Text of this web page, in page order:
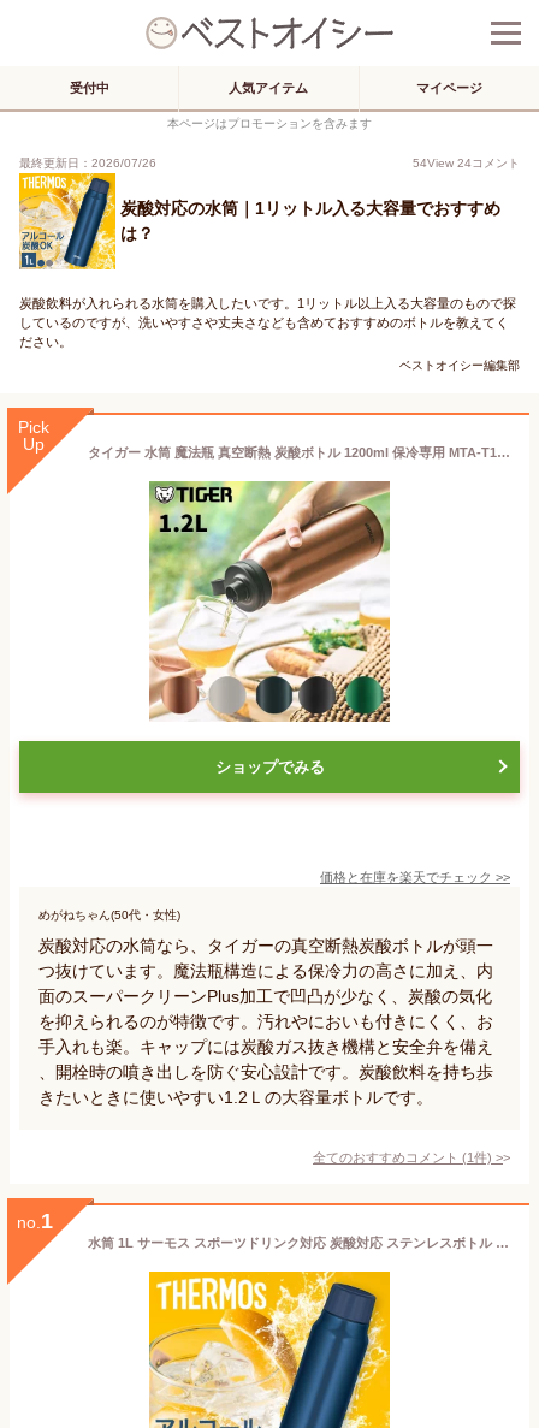
受付中 人気アイテム マイページ
本ページはプロモーションを含みます
最終更新日：2026/07/26 54View 24コメント
炭酸対応の水筒｜1リットル入る大容量でおすすめ
は？
炭酸飲料が入れられる水筒を購入したいです。1リットル以上入る大容量のもので探
しているのですが、洗いやすさや丈夫さなども含めておすすめのボトルを教えてく
ださい。
ベストオイシー編集部
Pick
Up
タイガー 水筒 魔法瓶 真空断熱 炭酸ボトル 1200ml 保冷専用 MTA-T120 1.2L スポーツドリンク対応 炭酸飲料 ビール ステンレス 炭酸 保冷ボトル 父の日 父の日ギフト/
ショップでみる
価格と在庫を楽天でチェック >>
めがねちゃん(50代・女性)
炭酸対応の水筒なら、タイガーの真空断熱炭酸ボトルが頭一
つ抜けています。魔法瓶構造による保冷力の高さに加え、内
面のスーパークリーンPlus加工で凹凸が少なく、炭酸の気化
を抑えられるのが特徴です。汚れやにおいも付きにくく、お
手入れも楽。キャップには炭酸ガス抜き機構と安全弁を備え
、開栓時の噴き出しを防ぐ安心設計です。炭酸飲料を持ち歩
きたいときに使いやすい1.2Ｌの大容量ボトルです。
全てのおすすめコメント (1件) >
no. 1
水筒 1L サーモス スポーツドリンク対応 炭酸対応 ステンレスボトル 直飲み 真空断熱 保冷 ボトル マグボトル 大容量 アウトドア スポーツ レジャー オフィス THERMOS 保冷炭酸飲料ボトル 1リットル FJK-1000 *